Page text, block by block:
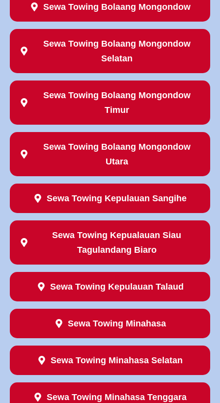
Sewa Towing Bolaang Mongondow
Sewa Towing Bolaang Mongondow
Selatan
Sewa Towing Bolaang Mongondow
Timur
Sewa Towing Bolaang Mongondow
Utara
Sewa Towing Kepulauan Sangihe
Sewa Towing Kepualauan Siau
Tagulandang Biaro
Sewa Towing Kepulauan Talaud
Sewa Towing Minahasa
Sewa Towing Minahasa Selatan
Sewa Towing Minahasa Tenggara